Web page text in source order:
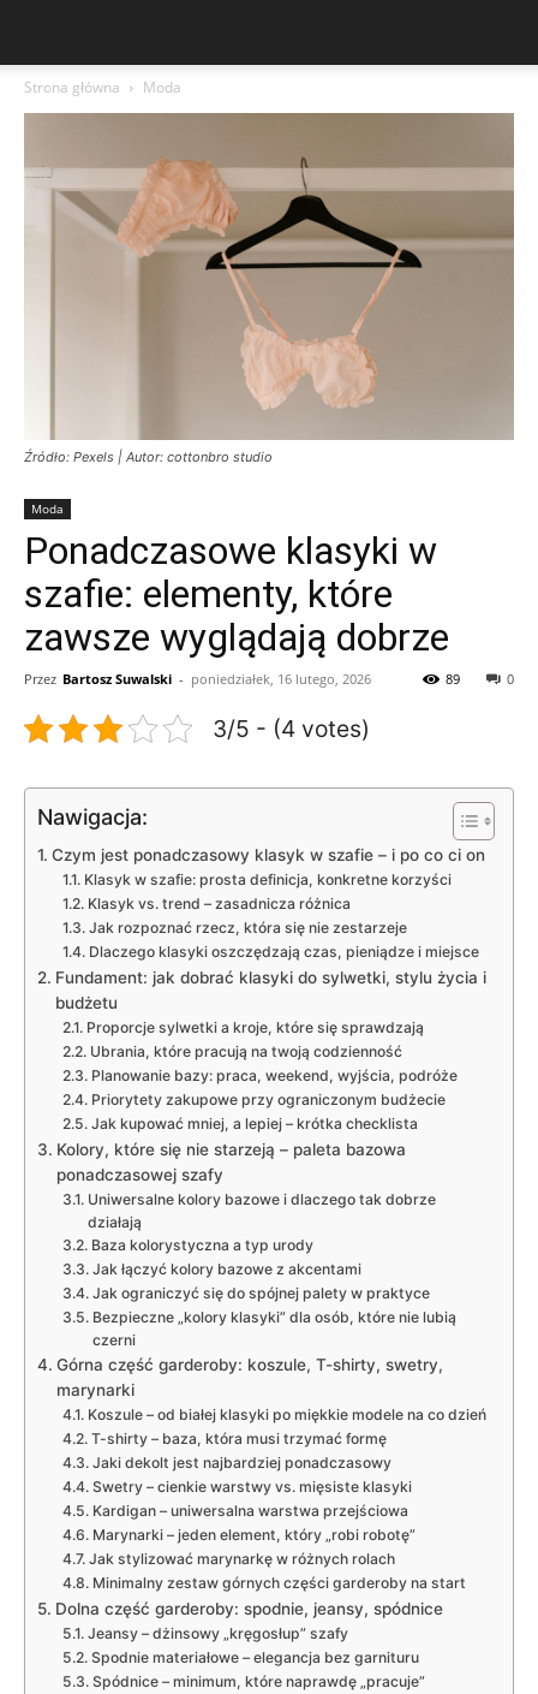
Strona główna Moda
Źródło: Pexels | Autor: cottonbro studio
Moda
Ponadczasowe klasyki w
szafie: elementy, które
zawsze wyglądają dobrze
Przez Bartosz Suwalski - poniedziałek, 16 lutego, 2026 0
89
3/5 - (4 votes)
Nawigacja:
Czym jest ponadczasowy klasyk w szafie – i po co ci on
Klasyk w szafie: prosta definicja, konkretne korzyści
Klasyk vs. trend – zasadnicza różnica
Jak rozpoznać rzecz, która się nie zestarzeje
Dlaczego klasyki oszczędzają czas, pieniądze i miejsce
Fundament: jak dobrać klasyki do sylwetki, stylu życia i
budżetu
Proporcje sylwetki a kroje, które się sprawdzają
Ubrania, które pracują na twoją codzienność
Planowanie bazy: praca, weekend, wyjścia, podróże
Priorytety zakupowe przy ograniczonym budżecie
Jak kupować mniej, a lepiej – krótka checklista
Kolory, które się nie starzeją – paleta bazowa
ponadczasowej szafy
Uniwersalne kolory bazowe i dlaczego tak dobrze
działają
Baza kolorystyczna a typ urody
Jak łączyć kolory bazowe z akcentami
Jak ograniczyć się do spójnej palety w praktyce
Bezpieczne „kolory klasyki” dla osób, które nie lubią
czerni
Górna część garderoby: koszule, T-shirty, swetry,
marynarki
Koszule – od białej klasyki po miękkie modele na co dzień
T-shirty – baza, która musi trzymać formę
Jaki dekolt jest najbardziej ponadczasowy
Swetry – cienkie warstwy vs. mięsiste klasyki
Kardigan – uniwersalna warstwa przejściowa
Marynarki – jeden element, który „robi robotę”
Jak stylizować marynarkę w różnych rolach
Minimalny zestaw górnych części garderoby na start
Dolna część garderoby: spodnie, jeansy, spódnice
Jeansy – dżinsowy „kręgosłup” szafy
Spodnie materiałowe – elegancja bez garnituru
Spódnice – minimum, które naprawdę „pracuje”